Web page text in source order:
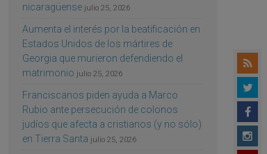
nicaragüense julio 25, 2026
Aumenta el interés por la beatificación en
Estados Unidos de los mártires de
Georgia que murieron defendiendo el
matrimonio julio 25, 2026
Franciscanos piden ayuda a Marco
Rubio ante persecución de colonos
judíos que afecta a cristianos (y no sólo)
en Tierra Santa julio 25, 2026